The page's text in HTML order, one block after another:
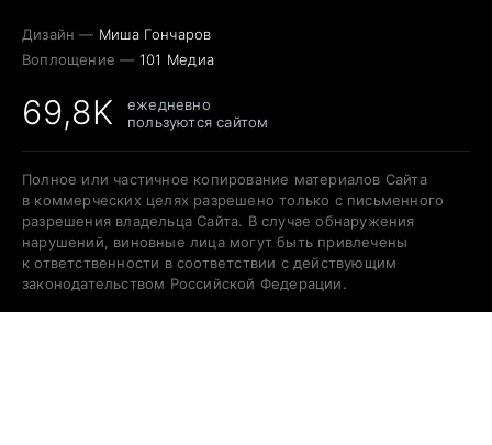
Дизайн — Миша Гончаров
Воплощение — 101 Медиа
69,8K
ежедневно
пользуются сайтом
Полное или частичное копирование материалов Сайта
в коммерческих целях разрешено только с письменного
разрешения владельца Сайта. В случае обнаружения
нарушений, виновные лица могут быть привлечены
к ответственности в соответствии с действующим
законодательством Российской Федерации.